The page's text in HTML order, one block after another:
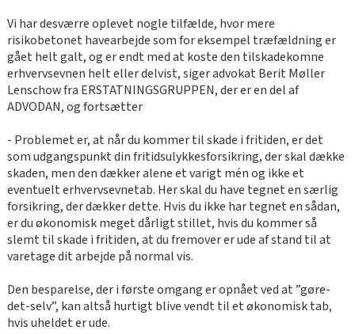
Vi har desværre oplevet nogle tilfælde, hvor mere
risikobetonet havearbejde som for eksempel træfældning er
gået helt galt, og er endt med at koste den tilskadekomne
erhvervsevnen helt eller delvist, siger advokat Berit Møller
Lenschow fra ERSTATNINGSGRUPPEN, der er en del af
ADVODAN, og fortsætter
- Problemet er, at når du kommer til skade i fritiden, er det
som udgangspunkt din fritidsulykkesforsikring, der skal dække
skaden, men den dækker alene et varigt mén og ikke et
eventuelt erhvervsevnetab. Her skal du have tegnet en særlig
forsikring, der dækker dette. Hvis du ikke har tegnet en sådan,
er du økonomisk meget dårligt stillet, hvis du kommer så
slemt til skade i fritiden, at du fremover er ude af stand til at
varetage dit arbejde på normal vis.
Den besparelse, der i første omgang er opnået ved at ”gøre-
det-selv”, kan altså hurtigt blive vendt til et økonomisk tab,
hvis uheldet er ude.